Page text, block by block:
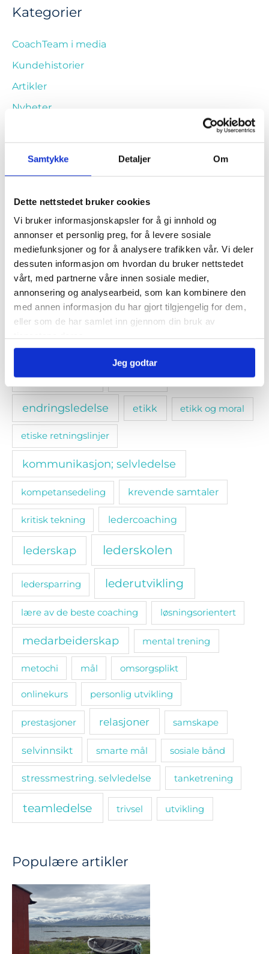
Samtykke Detaljer Om
Dette nettstedet bruker cookies
Vi bruker informasjonskapsler for å gi innhold og
annonser et personlig preg, for å levere sosiale
mediefunksjoner og for å analysere trafikken vår. Vi deler
dessuten informasjon om hvordan du bruker nettstedet
vårt, med partnerne våre innen sosiale medier,
annonsering og analysearbeid, som kan kombinere den
med annen informasjon du har gjort tilgjengelig for dem,
eller som de har samlet inn gjennom din bruk av
Jeg godtar
Kategorier
CoachTeam i media
Kundehistorier
Artikler
Nyheter
Linker
Emneknagger
ansvarliggjøring arbeidlivet arbeidslivet
arbeidsmiljø arbeidsrett arbeidstaker
bedriftsintern opplæring beste praksis
dilemmatrening e-læring
endringsledelse etikk etikk og moral
etiske retningslinjer
kommunikasjon; selvledelse
kompetansedeling krevende samtaler
kritisk tekning ledercoaching
lederskap lederskolen
ledersparring lederutvikling
lære av de beste coaching løsningsorientert
medarbeiderskap mental trening
metochi mål omsorgsplikt
onlinekurs personlig utvikling
prestasjoner relasjoner samskape
selvinnsikt smarte mål sosiale bånd
stressmestring. selvledelse tanketrening
teamledelse trivsel utvikling
Populære artikler